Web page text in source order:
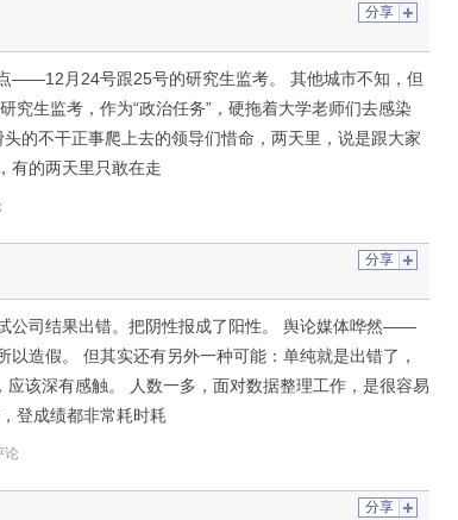
分享
——12月24号跟25号的研究生监考。 其他城市不知，但
究生监考，作为“政治任务”，硬拖着大学老师们去感染
的不干正事爬上去的领导们惜命，两天里，说是跟大家
有的两天里只敢在走
分享
公司结果出错。把阴性报成了阳性。 舆论媒体哗然——
造假。 但其实还有另外一种可能：单纯就是出错了，
该深有感触。 人数一多，面对数据整理工作，是很容易
登成绩都非常耗时耗
论
分享